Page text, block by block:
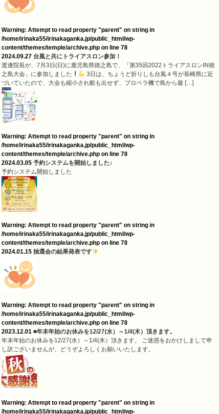
Warning: Attempt to read property "parent" on string in
/home/irinaka55/irinakaganka.jp/public_html/wp-
content/themes/temple/archive.php on line 78
2024.09.27 台風と共にトライアスロン参加！
渡邊院長が、7月3日(日)に鹿児島県徳之島で、「第35回2022トライアスロンIN徳
之島大会」に参加しました
3日は、ちょうど折りしも台風４号が長崎県に近
づいていたので、大会も縮小され船も出せず、プロペラ機で島から最 […]
Warning: Attempt to read property "parent" on string in
/home/irinaka55/irinakaganka.jp/public_html/wp-
content/themes/temple/archive.php on line 78
2024.03.05 予約システムを開始しました♪
予約システム開始しました
Warning: Attempt to read property "parent" on string in
/home/irinaka55/irinakaganka.jp/public_html/wp-
content/themes/temple/archive.php on line 78
2024.01.15 抽選会の結果発表です
Warning: Attempt to read property "parent" on string in
/home/irinaka55/irinakaganka.jp/public_html/wp-
content/themes/temple/archive.php on line 78
2023.12.01 ■年末年始のお休みを12/27(水）～1/4(木）頂きます。
年末年始のお休みを12/27(水）～1/4(木）頂きます。 ご迷惑をおかけしまして申
し訳ございませんが、どうぞよろしくお願いいたします。
Warning: Attempt to read property "parent" on string in
/home/irinaka55/irinakaganka.jp/public_html/wp-